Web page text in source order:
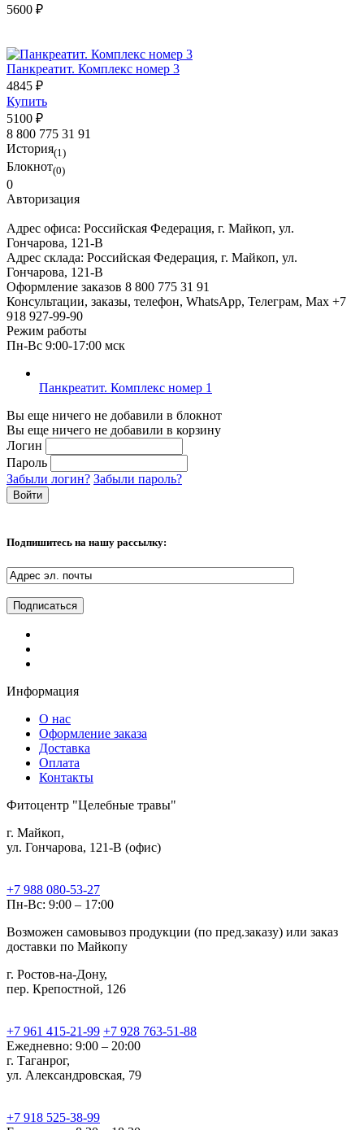
5600 ₽
Панкреатит. Комплекс номер 3
4845 ₽
Купить
5100 ₽
8 800 775 31 91
История(1)
Блокнот(0)
0
Авторизация
Адрес офиса: Российская Федерация, г. Майкоп, ул.
Гончарова, 121-В
Адрес склада: Российская Федерация, г. Майкоп, ул.
Гончарова, 121-В
Оформление заказов 8 800 775 31 91
Консультации, заказы, телефон, WhatsApp, Телеграм, Мах +7
918 927-99-90
Режим работы
Пн-Вс 9:00-17:00 мск
Панкреатит. Комплекс номер 1
Вы еще ничего не добавили в блокнот
Вы еще ничего не добавили в корзину
Логин
Пароль
Забыли логин? Забыли пароль?
Подпишитесь на нашу рассылку:
Информация
О нас
Оформление заказа
Доставка
Оплата
Контакты
Фитоцентр "Целебные травы"
г. Майкоп,
ул. Гончарова, 121-В (офис)
+7 988 080-53-27
Пн-Вс: 9:00 – 17:00
Возможен самовывоз продукции (по пред.заказу) или заказ
доставки по Майкопу
г. Ростов-на-Дону,
пер. Крепостной, 126
+7 961 415-21-99 +7 928 763-51-88
Ежедневно: 9:00 – 20:00
г. Таганрог,
ул. Александровская, 79
+7 918 525-38-99